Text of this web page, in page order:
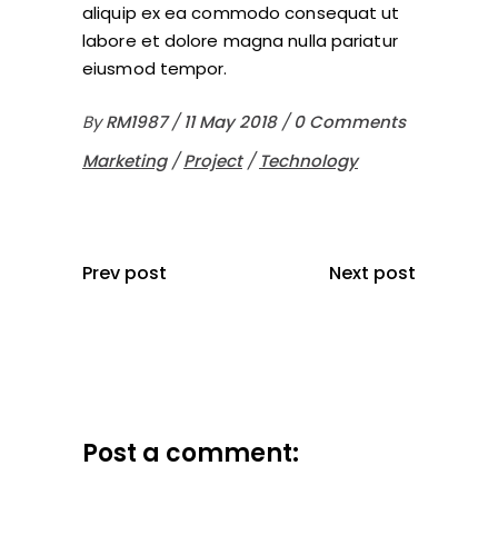
aliquip ex ea commodo consequat ut
labore et dolore magna nulla pariatur
eiusmod tempor.
ByRM1987 11 May 2018
0 Comments
Marketing/Project/ Technology
Prev post Next post
Post a comment: